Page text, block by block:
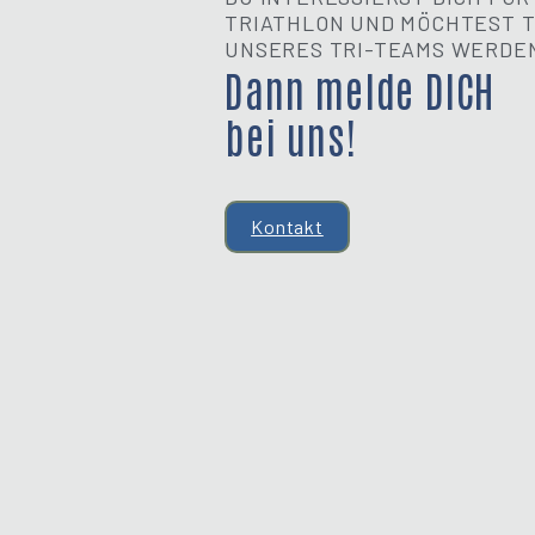
TRIATHLON UND MÖCHTEST
UNSERES TRI-TEAMS
Dann melde DICH
bei uns!
Kontakt